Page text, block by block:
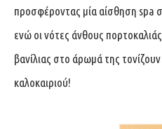
προσφέροντας μία αίσθηση spa
ενώ οι νότες άνθους
βανίλιας στο άρωμά της
καλοκαιριού!